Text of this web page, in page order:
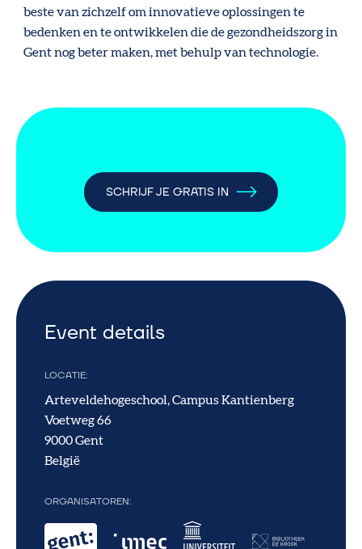
beste van zichzelf om innovatieve oplossingen te
bedenken en te ontwikkelen die de gezondheidszorg in
Gent nog beter maken, met behulp van technologie.
SCHRIJF JE GRATIS IN
Event details
LOCATIE
Arteveldehogeschool, Campus Kantienberg
Voetweg 66
9000 Gent
België
ORGANISATOREN